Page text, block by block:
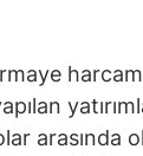
arasında